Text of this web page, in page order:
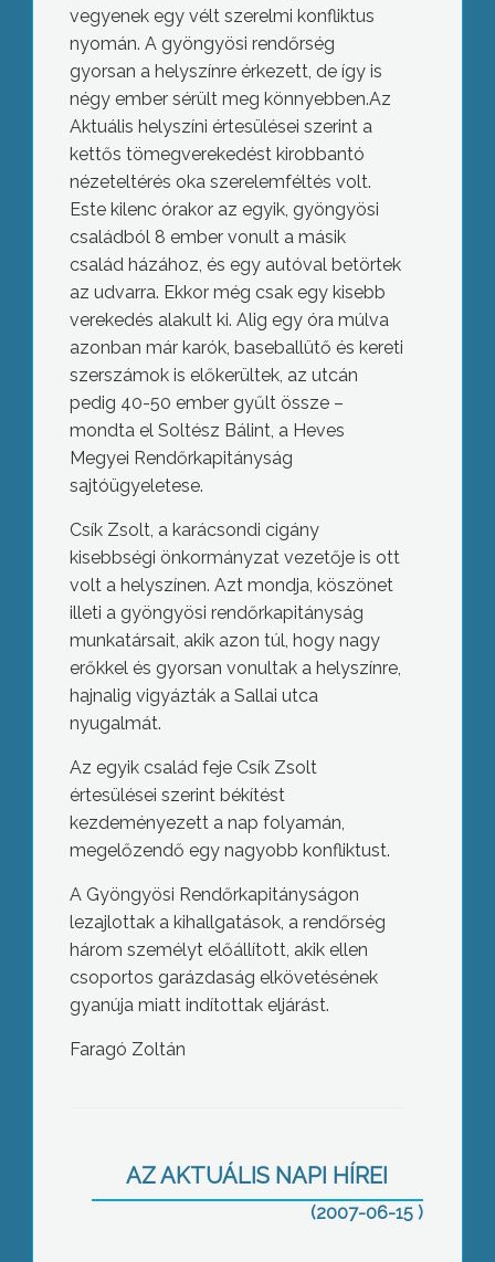
vegyenek egy vélt szerelmi konfliktus
nyomán. A gyöngyösi rendőrség
gyorsan a helyszínre érkezett, de így is
négy ember sérült meg könnyebben.Az
Aktuális helyszíni értesülései szerint a
kettős tömegverekedést kirobbantó
nézeteltérés oka szerelemféltés volt.
Este kilenc órakor az egyik, gyöngyösi
családból 8 ember vonult a másik
család házához, és egy autóval betörtek
az udvarra. Ekkor még csak egy kisebb
verekedés alakult ki. Alig egy óra múlva
azonban már karók, baseballütő és kereti
szerszámok is előkerültek, az utcán
pedig 40-50 ember gyűlt össze –
mondta el Soltész Bálint, a Heves
Megyei Rendőrkapitányság
sajtóügyeletese.
Csík Zsolt, a karácsondi cigány
kisebbségi önkormányzat vezetője is ott
volt a helyszínen. Azt mondja, köszönet
illeti a gyöngyösi rendőrkapitányság
munkatársait, akik azon túl, hogy nagy
erőkkel és gyorsan vonultak a helyszínre,
hajnalig vigyázták a Sallai utca
nyugalmát.
Az egyik család feje Csík Zsolt
értesülései szerint békítést
kezdeményezett a nap folyamán,
megelőzendő egy nagyobb konfliktust.
A Gyöngyösi Rendőrkapitányságon
lezajlottak a kihallgatások, a rendőrség
három személyt előállított, akik ellen
csoportos garázdaság elkövetésének
gyanúja miatt indítottak eljárást.
Faragó Zoltán
AZ AKTUÁLIS NAPI HÍREI
(2007-06-15 )